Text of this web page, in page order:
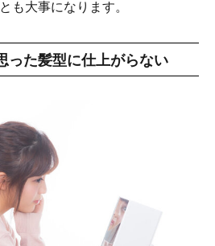
も大事になります。
った髪型に仕上がらない